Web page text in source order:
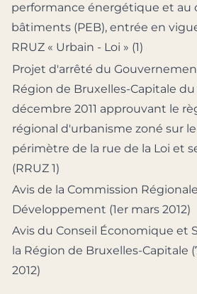
performance énergétique et au
bâtiments (PEB), entrée en
RRUZ « Urbain - Loi » (1)
Projet d'arrêté du
Région de Bruxelles-Capitale du
décembre 2011 approuvant le
régional d'urbanisme zoné sur le
périmètre de la rue de la Loi et
(RRUZ 1)
Avis de la Commission
Développement (1er mars 2012)
Avis du Conseil Économique et
la Région de Bruxelles-Capitale
2012)